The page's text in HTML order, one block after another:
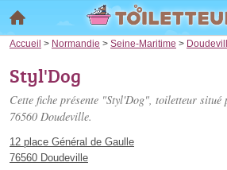
Accueil > Normandie > Seine-Maritime >
Styl'Dog
Cette fiche présente "Styl'Dog", toiletteur situé
76560 Doudeville.
12 place Général de Gaulle
76560 Doudeville